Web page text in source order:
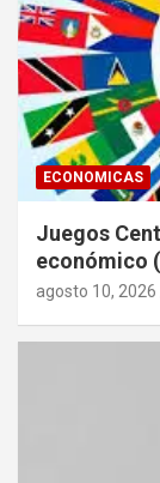
ECONOMICAS
Juegos
económico
agosto 10, 2026